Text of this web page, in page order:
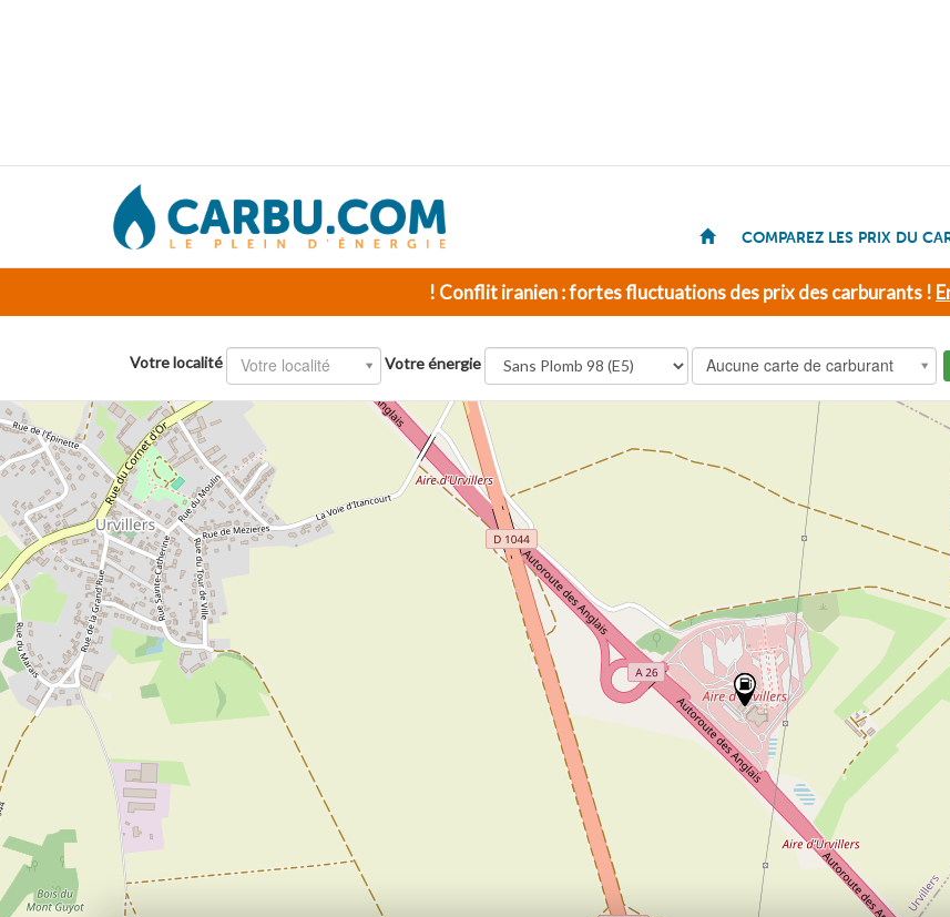
COMPAREZ LES PRIX DU
! Conflit iranien : fortes fluctuations des prix des carburants !
Votre localité Votre localité Votre énergie Aucune carte de carburant